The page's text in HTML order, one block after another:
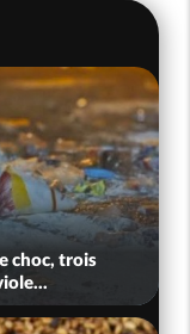
choc, trois